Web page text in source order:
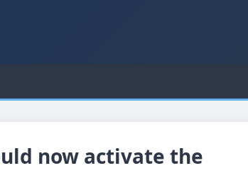
now activate the